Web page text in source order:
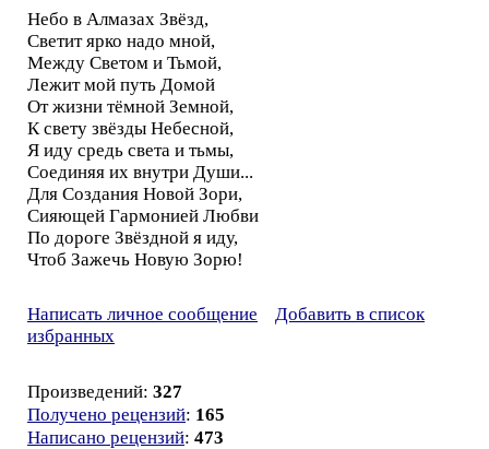
Небо в Алмазах Звёзд,
Светит ярко надо мной,
Между Светом и Тьмой,
Лежит мой путь Домой
От жизни тёмной Земной,
К свету звёзды Небесной,
Я иду средь света и тьмы,
Соединяя их внутри Души...
Для Создания Новой Зори,
Сияющей Гармонией Любви
По дороге Звёздной я иду,
Чтоб Зажечь Новую Зорю!
Написать личное сообщение
Добавить в список
избранных
Произведений: 327
Получено рецензий: 165
Написано рецензий: 473